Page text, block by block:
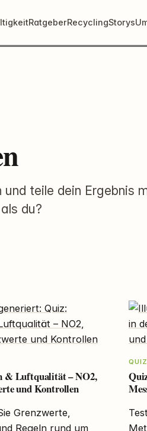
RatgeberRecyclingStorys
teile dein Ergebnis
du?
& Luftqualität – NO2,
und Kontrollen
Grenzwerte,
Regeln rund um
QUIZ